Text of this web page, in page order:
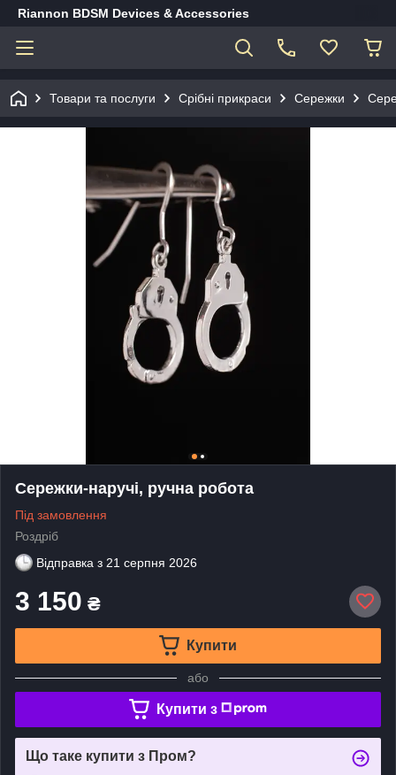
Riannon BDSM Devices & Accessories
Товари та послуги Срібні прикраси Сережки
Сережки-наручі, ручна робота
Під замовлення
Роздріб
Відправка з 21 серпня 2026
3 150 ₴
Купити
або
Купити з
Що таке купити з Пром?